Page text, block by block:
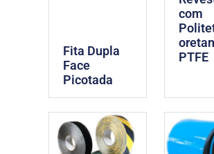
Fita Dupla
Face
Picotada
com
PTFE